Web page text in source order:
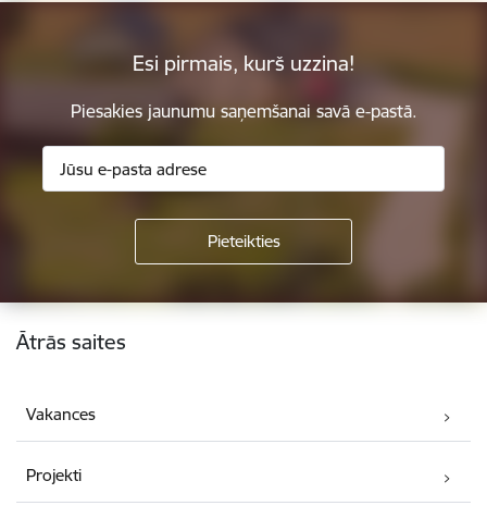
Esi pirmais, kurš uzzina!
Piesakies jaunumu saņemšanai savā e-pastā.
Kājene
Ātrās saites
Vakances
Projekti